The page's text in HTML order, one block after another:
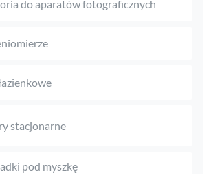
do aparatów fotograficznych
stacjonarne
pod myszkę